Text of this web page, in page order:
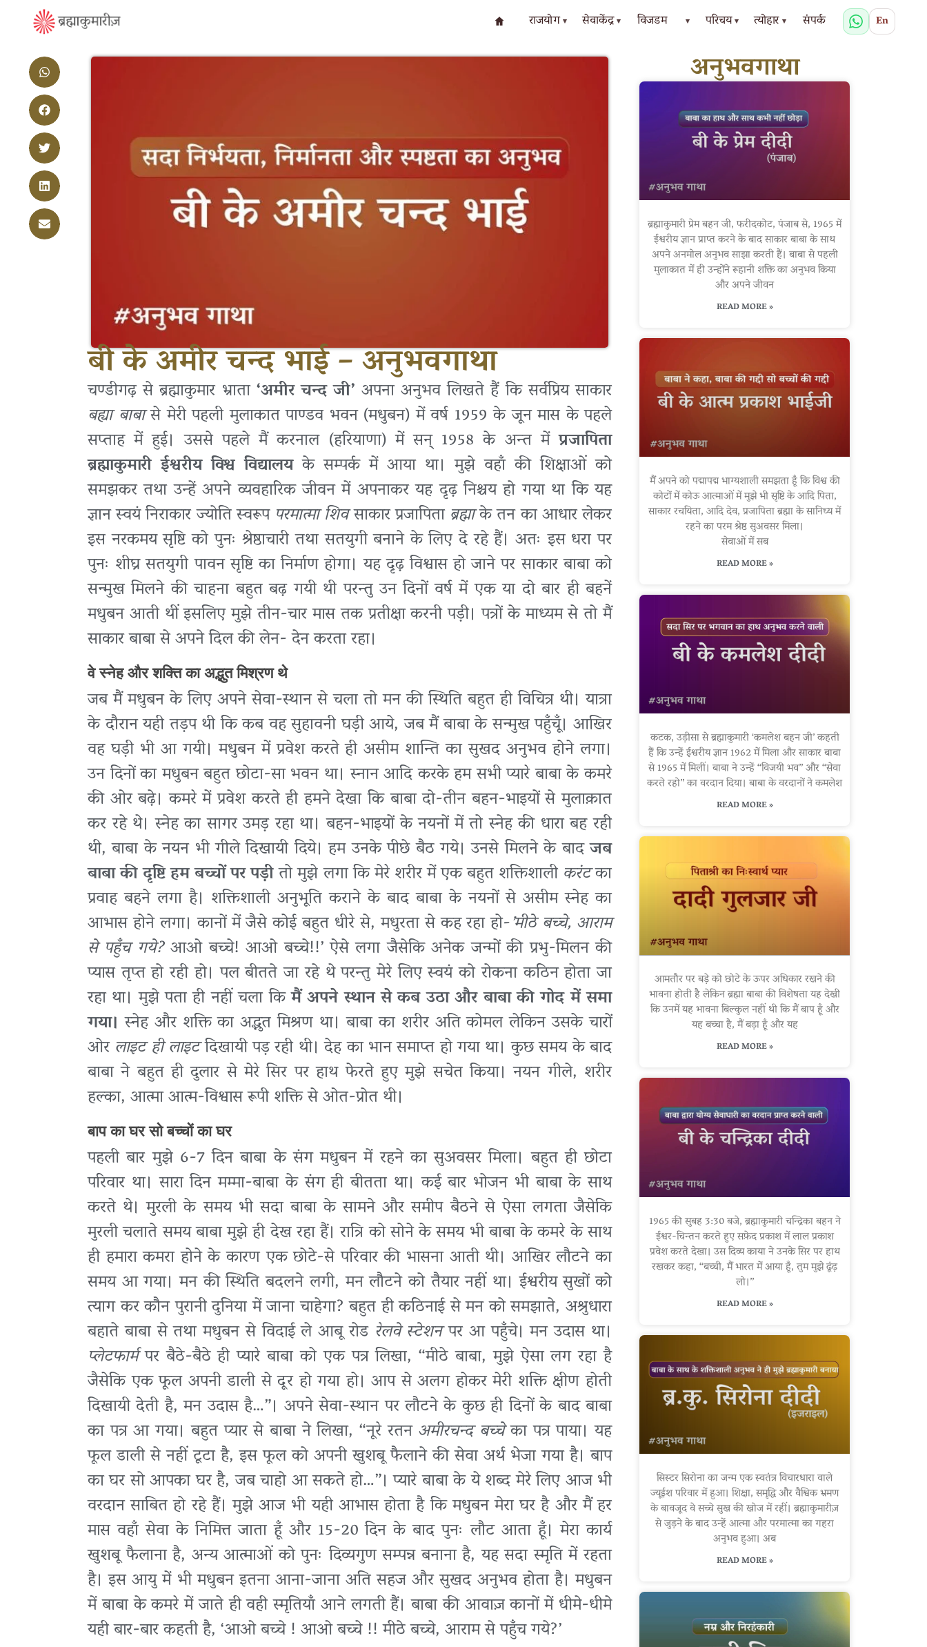
राजयोग ▾ सेवाकेंद्र▾ विजडम ▾ परिचय▾ त्योहार ▾ संपर्क En
बी के अमीर चन्द भाई – अनुभवगाथा
चण्डीगढ़ से ब्रह्माकुमार भ्राता‘अमीर चन्द जी’ अपना अनुभव लिखते हैं कि सर्वप्रिय साकार
बह्या बाबासे मेरी पहली मुलाकात पाण्डव भवन (मधुबन) में वर्ष 1959 के जून मास के पहले
सप्ताह में हुई। उससे पहले मैं करनाल (हरियाणा) में सन् 1958 के अन्त मेंप्रजापिता
ब्रह्माकुमारी ईश्वरीय विश्व विद्यालयके सम्पर्क में आया था। मुझे वहाँ की शिक्षाओं को
समझकर तथा उन्हें अपने व्यवहारिक जीवन में अपनाकर यह दृढ़ निश्चय हो गया था कि यह
ज्ञान स्वयं निराकार ज्योति स्वरूप परमात्मा शिवसाकार प्रजापिताब्रह्माके तन का आधार लेकर
इस नरकमय सृष्टि को पुनः श्रेष्ठाचारी तथा सतयुगी बनाने के लिए दे रहे हैं। अतः इस धरा पर
पुनः शीघ्र सतयुगी पावन सृष्टि का निर्माण होगा। यह दृढ़ विश्वास हो जाने पर साकार बाबा को
सन्मुख मिलने की चाहना बहुत बढ़ गयी थी परन्तु उन दिनों वर्ष में एक या दो बार ही बहनें
मधुबन आती थीं इसलिए मुझे तीन-चार मास तक प्रतीक्षा करनी पड़ी। पत्रों के माध्यम से तो मैं
साकार बाबा से अपने दिल की लेन- देन करता रहा।
वे स्नेह और शक्ति का अद्भुत मिश्रण थे
जब मैं मधुबन के लिए अपने सेवा-स्थान से चला तो मन की स्थिति बहुत ही विचित्र थी। यात्रा
के दौरान यही तड़प थी कि कब वह सुहावनी घड़ी आये, जब मैं बाबा के सन्मुख पहुँचूँ। आखिर
वह घड़ी भी आ गयी। मधुबन में प्रवेश करते ही असीम शान्ति का सुखद अनुभव होने लगा।
उन दिनों का मधुबन बहुत छोटा-सा भवन था। स्नान आदि करके हम सभी प्यारे बाबा के कमरे
की ओर बढ़े। कमरे में प्रवेश करते ही हमने देखा कि बाबा दो-तीन बहन-भाइयों से मुलाक़ात
कर रहे थे। स्नेह का सागर उमड़ रहा था। बहन-भाइयों के नयनों में तो स्नेह की धारा बह रही
थी, बाबा के नयन भी गीले दिखायी दिये। हम उनके पीछे बैठ गये। उनसे मिलने के बादजब
बाबा की दृष्टि हम बच्चों पर पड़ीतो मुझे लगा कि मेरे शरीर में एक बहुत शक्तिशालीकरंटका
प्रवाह बहने लगा है। शक्तिशाली अनुभूति कराने के बाद बाबा के नयनों से असीम स्नेह का
आभास होने लगा। कानों में जैसे कोई बहुत धीरे से, मधुरता से कह रहा हो-’मीठे बच्चे, आराम
से पहुँच गये?आओ बच्चे! आओ बच्चे!!’ ऐसे लगा जैसेकि अनेक जन्मों की प्रभु-मिलन की
प्यास तृप्त हो रही हो। पल बीतते जा रहे थे परन्तु मेरे लिए स्वयं को रोकना कठिन होता जा
रहा था। मुझे पता ही नहीं चला किमैं अपने स्थान से कब उठा और बाबा की गोद में समा
गया। स्नेह और शक्ति का अद्भुत मिश्रण था। बाबा का शरीर अति कोमल लेकिन उसके चारों
ओरलाइट ही लाइटदिखायी पड़ रही थी। देह का भान समाप्त हो गया था। कुछ समय के बाद
बाबा ने बहुत ही दुलार से मेरे सिर पर हाथ फेरते हुए मुझे सचेत किया। नयन गीले, शरीर
हल्का, आत्मा आत्म-विश्वास रूपी शक्ति से ओत-प्रोत थी।
बाप का घर सो बच्चों का घर
पहली बार मुझे 6-7 दिन बाबा के संग मधुबन में रहने का सुअवसर मिला। बहुत ही छोटा
परिवार था। सारा दिन मम्मा-बाबा के संग ही बीतता था। कई बार भोजन भी बाबा के साथ
करते थे। मुरली के समय भी सदा बाबा के सामने और समीप बैठने से ऐसा लगता जैसेकि
मुरली चलाते समय बाबा मुझे ही देख रहा हैं। रात्रि को सोने के समय भी बाबा के कमरे के साथ
ही हमारा कमरा होने के कारण एक छोटे-से परिवार की भासना आती थी। आखिर लौटने का
समय आ गया। मन की स्थिति बदलने लगी, मन लौटने को तैयार नहीं था। ईश्वरीय सुखों को
त्याग कर कौन पुरानी दुनिया में जाना चाहेगा? बहुत ही कठिनाई से मन को समझाते, अश्रुधारा
बहाते बाबा से तथा मधुबन से विदाई ले आबू रोड रेलवे स्टेशनपर आ पहुँचे। मन उदास था।
प्लेटफार्मपर बैठे-बैठे ही प्यारे बाबा को एक पत्र लिखा, “मीठे बाबा, मुझे ऐसा लग रहा है
जैसेकि एक फूल अपनी डाली से दूर हो गया हो। आप से अलग होकर मेरी शक्ति क्षीण होती
दिखायी देती है, मन उदास है…”। अपने सेवा-स्थान पर लौटने के कुछ ही दिनों के बाद बाबा
का पत्र आ गया। बहुत प्यार से बाबा ने लिखा, “नूरे रतनअमीरचन्द बच्चेका पत्र पाया। यह
फूल डाली से नहीं टूटा है, इस फूल को अपनी खुशबू फैलाने की सेवा अर्थ भेजा गया है। बाप
का घर सो आपका घर है, जब चाहो आ सकते हो…”। प्यारे बाबा के ये शब्द मेरे लिए आज भी
वरदान साबित हो रहे हैं। मुझे आज भी यही आभास होता है कि मधुबन मेरा घर है और मैं हर
मास वहाँ सेवा के निमित्त जाता हूँ और 15-20 दिन के बाद पुनः लौट आता हूँ। मेरा कार्य
खुशबू फैलाना है, अन्य आत्माओं को पुनः दिव्यगुण सम्पन्न बनाना है, यह सदा स्मृति में रहता
है। इस आयु में भी मधुबन इतना आना-जाना अति सहज और सुखद अनुभव होता है। मधुबन
में बाबा के कमरे में जाते ही वही स्मृतियाँ आने लगती हैं। बाबा की आवाज़ कानों में धीमे-धीमे
यही बार-बार कहती है, ‘आओ बच्चे ! आओ बच्चे !! मीठे बच्चे, आराम से पहुँच गये?’
अनुभवगाथा
ब्रह्माकुमारी प्रेम बहन जी, फरीदकोट, पंजाब से, 1965 में
ईश्वरीय ज्ञान प्राप्त करने के बाद साकार बाबा के साथ
अपने अनमोल अनुभव साझा करती हैं। बाबा से पहली
मुलाकात में ही उन्होंने रूहानी शक्ति का अनुभव किया
और अपने जीवन
READ MORE »
मैं अपने को पद्मापद्म भाग्यशाली समझता हूँ कि विश्व की
कोटों में कोऊ आत्माओं में मुझे भी सृष्टि के आदि पिता,
साकार रचयिता, आदि देव, प्रजापिता ब्रह्मा के सानिध्य में
रहने का परम श्रेष्ठ सुअवसर मिला।
सेवाओं में सब
READ MORE »
कटक, उड़ीसा से ब्रह्माकुमारी ‘कमलेश बहन जी’ कहती
हैं कि उन्हें ईश्वरीय ज्ञान 1962 में मिला और साकार बाबा
से 1965 में मिलीं। बाबा ने उन्हें “विजयी भव” और “सेवा
करते रहो” का वरदान दिया। बाबा के वरदानों ने कमलेश
READ MORE »
आमतौर पर बड़े को छोटे के ऊपर अधिकार रखने की
भावना होती है लेकिन ब्रह्मा बाबा की विशेषता यह देखी
कि उनमें यह भावना बिल्कुल नहीं थी कि मैं बाप हूँ और
यह बच्चा है, मैं बड़ा हूँ और यह
READ MORE »
1965 की सुबह 3:30 बजे, ब्रह्माकुमारी चन्द्रिका बहन ने
ईश्वर-चिन्तन करते हुए सफ़ेद प्रकाश में लाल प्रकाश
प्रवेश करते देखा। उस दिव्य काया ने उनके सिर पर हाथ
रखकर कहा, “बच्ची, मैं भारत में आया हूँ, तुम मुझे ढूंढ़
लो।”
READ MORE »
सिस्टर सिरोना का जन्म एक स्वतंत्र विचारधारा वाले
ज्यूईश परिवार में हुआ। शिक्षा, समृद्धि और वैश्विक भ्रमण
के बावजूद वे सच्चे सुख की खोज में रहीं। ब्रह्माकुमारीज़
से जुड़ने के बाद उन्हें आत्मा और परमात्मा का गहरा
अनुभव हुआ। अब
READ MORE »